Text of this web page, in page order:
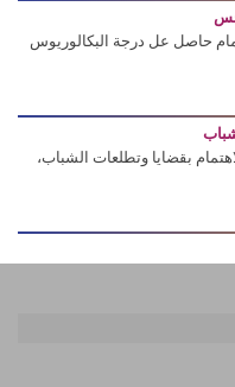
حاصل عل درجة البكالوريوس
بقضايا وتطلعات الشباب،